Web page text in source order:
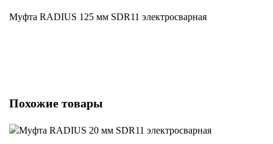
Муфта RADIUS 125 мм SDR11 электросварная
Похожие товары